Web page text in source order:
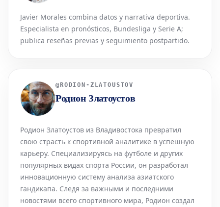
Javier Morales combina datos y narrativa deportiva.
Especialista en pronósticos, Bundesliga y Serie A;
publica reseñas previas y seguimiento postpartido.
@ RODION-ZLATOUSTOV
Родион Златоустов
Родион Златоустов из Владивостока превратил
свою страсть к спортивной аналитике в успешную
карьеру. Специализируясь на футболе и других
популярных видах спорта России, он разработал
инновационную систему анализа азиатского
гандикапа. Следя за важными и последними
новостями всего спортивного мира, Родион создал